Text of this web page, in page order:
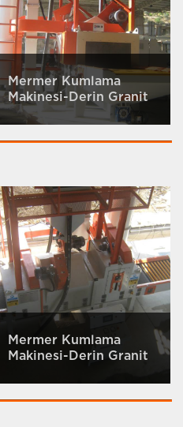
Mermer Kumlama
Makinesi-Derin Granit
Mermer Kumlama
Makinesi-Derin Granit